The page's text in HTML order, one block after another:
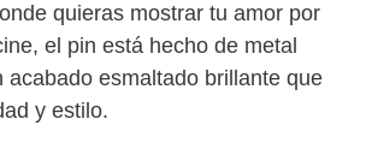
quieras mostrar tu amor por
el pin está hecho de metal
acabado esmaltado brillante que
y estilo.